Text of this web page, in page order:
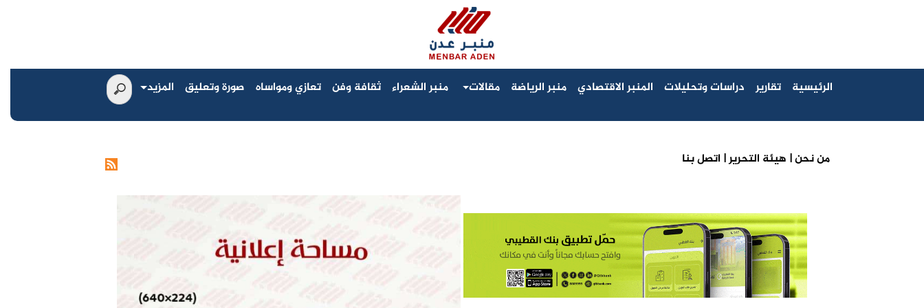
من نحن | هيئة التحرير | اتصل بنا
الرئيسية تقارير دراسات وتحليلات المنبر الاقتصادي منبر الرياضة مقالات منبر الشعراء ثقافة وفن تعازي ومواساه صورة وتعليق المزيد